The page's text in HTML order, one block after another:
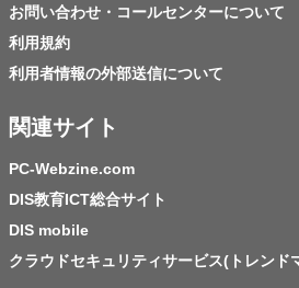
お問い合わせ・コールセンターについて
利用規約
利用者情報の外部送信について
関連サイト
PC-Webzine.com
DIS教育ICT総合サイト
DIS mobile
クラウドセキュリティサービス(トレンド